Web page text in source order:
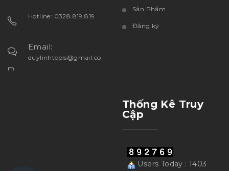
Hotline: 0328.819.819
Email:
duylinhtools@gmail.co
m
Sản Phẩm
Đăng ký
Thống Kê Truy
Cập
Users Today : 1403